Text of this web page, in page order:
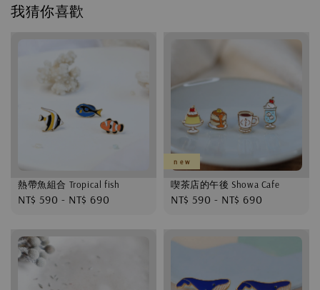
我猜你喜歡
熱帶魚組合 Tropical fish
Regular
NT$ 590 - NT$ 690
n e w
喫茶店的午後 Showa Cafe
Regular
NT$ 590 - NT$ 690